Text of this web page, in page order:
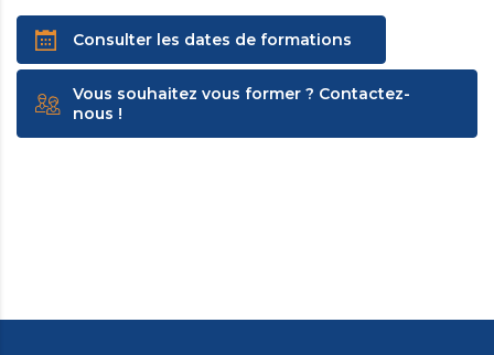
Consulter les dates de formations
Vous souhaitez vous former ? Contactez-
nous !